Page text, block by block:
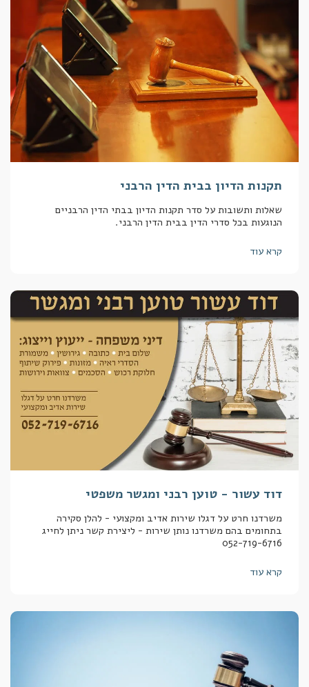
תקנות הדיון בבית הדין הרבני
שאלות ותשובות על סדר תקנות הדיון בבתי הדין הרבניים
הנוגעות בכל סדרי הדין בבית הדין הרבני.
קרא עוד
דוד עשור - טוען רבני ומגשר משפטי
משרדנו חרט על דגלו שירות אדיב ומקצועי - להלן סקירה
בתחומים בהם משרדנו נותן שירות - ליצירת קשר ניתן לחייג
052-719-6716
קרא עוד